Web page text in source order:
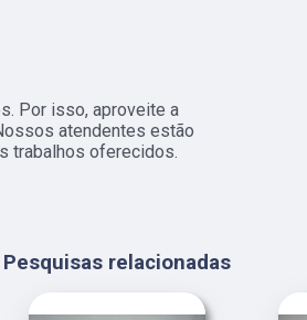
Por isso, aproveite a
atendentes estão
trabalhos oferecidos.
Pesquisas relacionadas